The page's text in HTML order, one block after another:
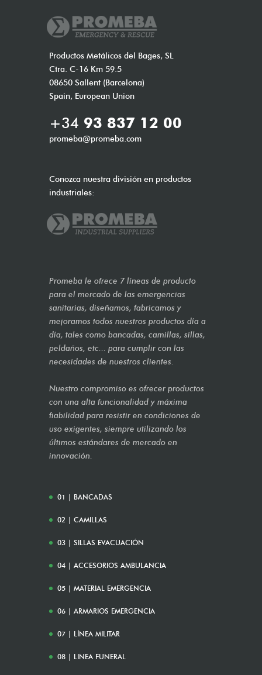
Productos Metálicos del Bages, SL
Ctra. C-16 Km 59.5
08650 Sallent (Barcelona)
Spain, European Union
+34 93 837 12 00
promeba@promeba.com
Conozca nuestra división en productos
industriales:
Promeba le ofrece 7 líneas de producto
para el mercado de las emergencias
sanitarias, diseñamos, fabricamos y
mejoramos todos nuestros productos día a
día, tales como bancadas, camillas, sillas,
peldaños, etc... para cumplir con las
necesidades de nuestros clientes.
Nuestro compromiso es ofrecer productos
con una alta funcionalidad y máxima
fiabilidad para resistir en condiciones de
uso exigentes, siempre utilizando los
últimos estándares de mercado en
innovación.
01 | BANCADAS
02 | CAMILLAS
03 | SILLAS EVACUACIÓN
04 | ACCESORIOS AMBULANCIA
05 | MATERIAL EMERGENCIA
06 | ARMARIOS EMERGENCIA
07 | LÍNEA MILITAR
08 | LINEA FUNERAL